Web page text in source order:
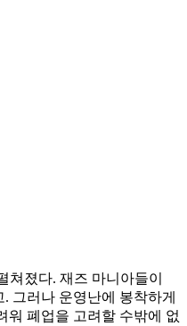
쳐졌다. 재즈 마니아들이
그러나 운영난에 봉착하게
워 폐업을 고려할 수밖에 없